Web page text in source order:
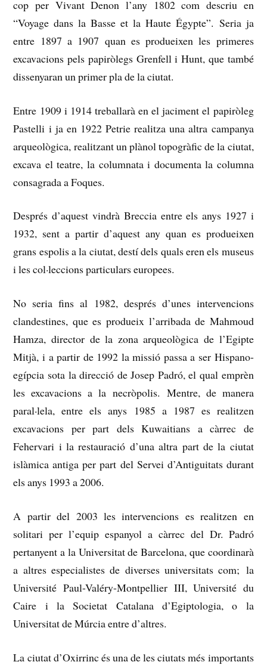
cop per Vivant Denon l’any 1802 com descriu en
“Voyage dans la Basse et la Haute Égypte”. Seria ja
entre 1897 a 1907 quan es produeixen les primeres
excavacions pels papiròlegs Grenfell i Hunt, que també
dissenyaran un primer pla de la ciutat.
Entre 1909 i 1914 treballarà en el jaciment el papiròleg
Pastelli i ja en 1922 Petrie realitza una altra campanya
arqueològica, realitzant un plànol topogràfic de la ciutat,
excava el teatre, la columnata i documenta la columna
consagrada a Foques.
Després d’aquest vindrà Breccia entre els anys 1927 i
1932, sent a partir d’aquest any quan es produeixen
grans espolis a la ciutat, destí dels quals eren els museus
i les col·leccions particulars europees.
No seria fins al 1982, després d’unes intervencions
clandestines, que es produeix l’arribada de Mahmoud
Hamza, director de la zona arqueològica de l’Egipte
Mitjà, i a partir de 1992 la missió passa a ser Hispano-
egípcia sota la direcció de Josep Padró, el qual emprèn
les excavacions a la necròpolis. Mentre, de manera
paral·lela, entre els anys 1985 a 1987 es realitzen
excavacions per part dels Kuwaitians a càrrec de
Fehervari i la restauració d’una altra part de la ciutat
islàmica antiga per part del Servei d’Antiguitats durant
els anys 1993 a 2006.
A partir del 2003 les intervencions es realitzen en
solitari per l’equip espanyol a càrrec del Dr. Padró
pertanyent a la Universitat de Barcelona, ​​que coordinarà
a altres especialistes de diverses universitats com; la
Université Paul-Valéry-Montpellier III, Université du
Caire i la Societat Catalana d’Egiptologia, o la
Universitat de Múrcia entre d’altres.
La ciutat d’Oxirrinc és una de les ciutats més importants